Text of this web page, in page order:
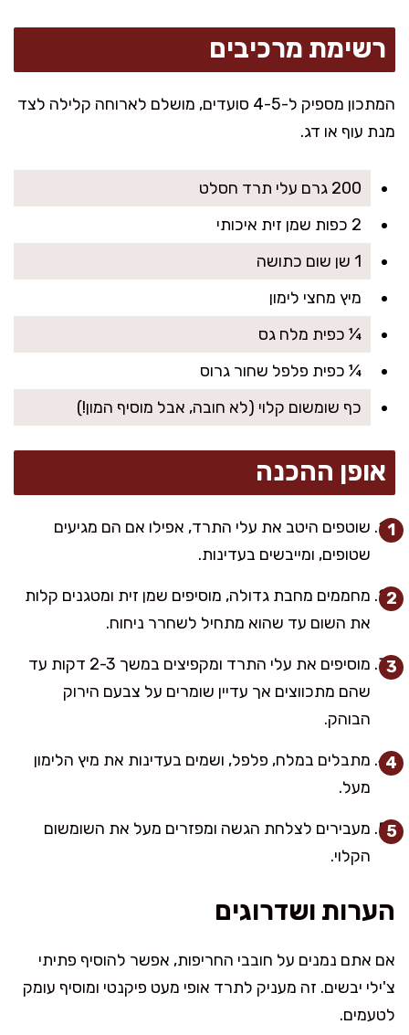
רשימת מרכיבים
המתכון מספיק ל-4-5 סועדים, מושלם לארוחה קלילה לצד
מנת עוף או דג.
200 גרם עלי תרד חסלט
2 כפות שמן זית איכותי
1 שן שום כתושה
מיץ מחצי לימון
¼ כפית מלח גס
¼ כפית פלפל שחור גרוס
כף שומשום קלוי (לא חובה, אבל מוסיף המון!)
אופן ההכנה
שוטפים היטב את עלי התרד, אפילו אם הם מגיעים
שטופים, ומייבשים בעדינות.
מחממים מחבת גדולה, מוסיפים שמן זית ומטגנים קלות
את השום עד שהוא מתחיל לשחרר ניחוח.
מוסיפים את עלי התרד ומקפיצים במשך 2-3 דקות עד
שהם מתכווצים אך עדיין שומרים על צבעם הירוק
הבוהק.
מתבלים במלח, פלפל, ושמים בעדינות את מיץ הלימון
מעל.
מעבירים לצלחת הגשה ומפזרים מעל את השומשום
הקלוי.
הערות ושדרוגים
אם אתם נמנים על חובבי החריפות, אפשר להוסיף פתיתי
צ'ילי יבשים. זה מעניק לתרד אופי מעט פיקנטי ומוסיף עומק
לטעמים.